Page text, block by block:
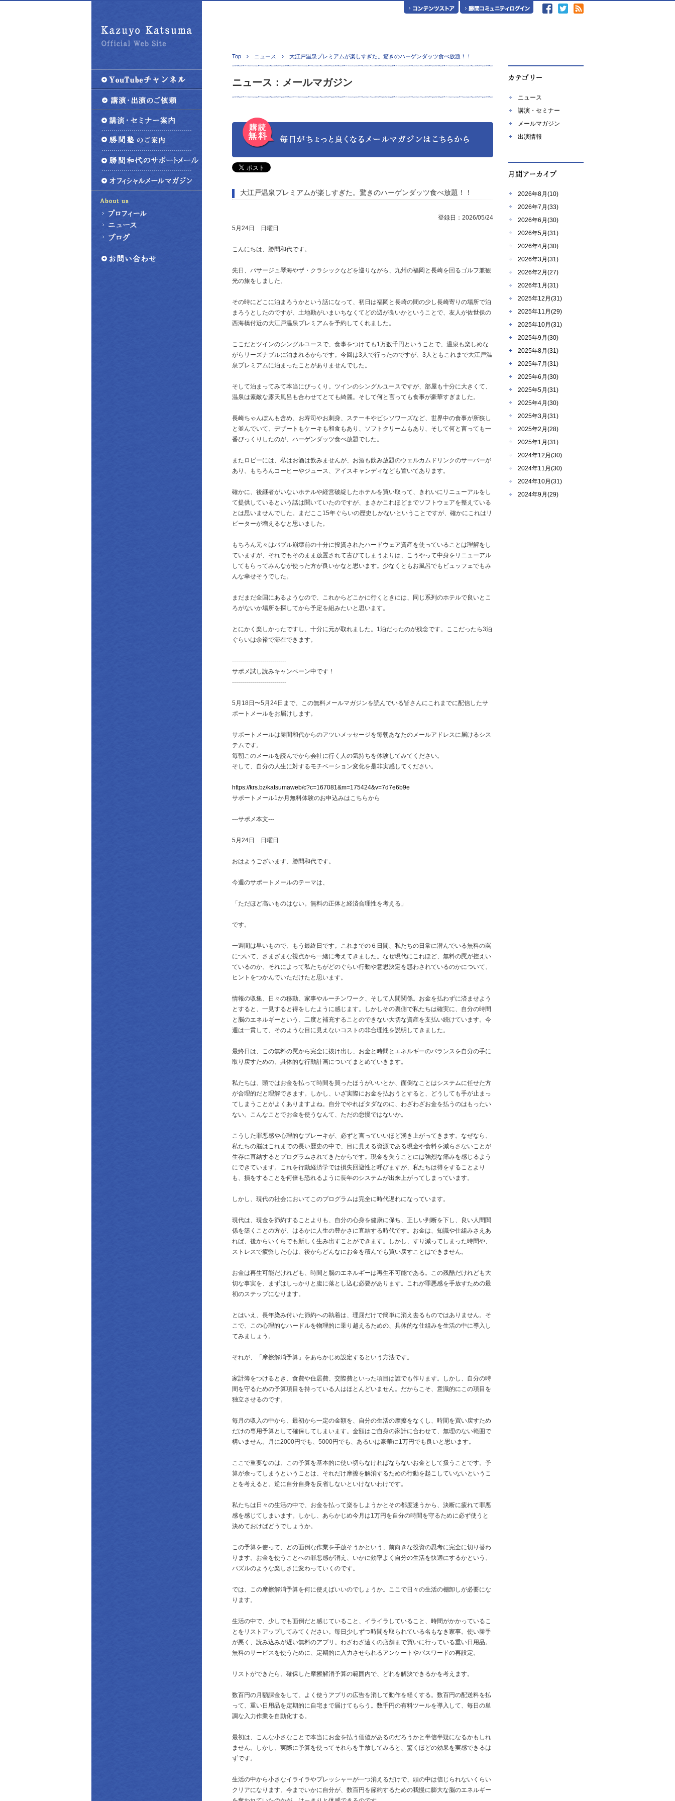
ニュース
講演・セミナー
メールマガジン
出演情報
2026年8月(10)
2026年7月(33)
2026年6月(30)
2026年5月(31)
2026年4月(30)
2026年3月(31)
2026年2月(27)
2026年1月(31)
2025年12月(31)
2025年11月(29)
2025年10月(31)
2025年9月(30)
2025年8月(31)
2025年7月(31)
2025年6月(30)
2025年5月(31)
2025年4月(30)
2025年3月(31)
2025年2月(28)
2025年1月(31)
2024年12月(30)
2024年11月(30)
2024年10月(31)
2024年9月(29)
Top ニュース 大江戸温泉プレミアムが楽しすぎた。驚きのハーゲンダッツ食べ放題！！
ニュース：メールマガジン
大江戸温泉プレミアムが楽しすぎた。驚きのハーゲンダッツ食べ放題！！
登録日：2026/05/24
5月24日 日曜日
こんにちは、勝間和代です。
先日、パサージュ琴海やザ・クラシックなどを巡りながら、九州の福岡と長崎を回るゴルフ兼観
光の旅をしました。
その時にどこに泊まろうかという話になって、初日は福岡と長崎の間の少し長崎寄りの場所で泊
まろうとしたのですが、土地勘がいまいちなくてどの辺が良いかということで、友人が佐世保の
西海橋付近の大江戸温泉プレミアムを予約してくれました。
ここだとツインのシングルユースで、食事をつけても1万数千円ということで、温泉も楽しめな
がらリーズナブルに泊まれるからです。今回は3人で行ったのですが、3人ともこれまで大江戸温
泉プレミアムに泊まったことがありませんでした。
そして泊まってみて本当にびっくり。ツインのシングルユースですが、部屋も十分に大きくて、
温泉は素敵な露天風呂も合わせてとても綺麗。そして何と言っても食事が豪華すぎました。
長崎ちゃんぽんも含め、お寿司やお刺身、ステーキやビシソワーズなど、世界中の食事が所狭し
と並んでいて、デザートもケーキも和食もあり、ソフトクリームもあり、そして何と言っても一
番びっくりしたのが、ハーゲンダッツ食べ放題でした。
またロビーには、私はお酒は飲みませんが、お酒も飲み放題のウェルカムドリンクのサーバーが
あり、もちろんコーヒーやジュース、アイスキャンディなども置いてあります。
確かに、後継者がいないホテルや経営破綻したホテルを買い取って、きれいにリニューアルをし
て提供しているという話は聞いていたのですが、まさかこれほどまでソフトウェアを整えている
とは思いませんでした。まだここ15年ぐらいの歴史しかないということですが、確かにこれはリ
ピーターが増えるなと思いました。
もちろん元々はバブル崩壊前の十分に投資されたハードウェア資産を使っていることは理解をし
ていますが、それでもそのまま放置されて古びてしまうよりは、こうやって中身をリニューアル
してもらってみんなが使った方が良いかなと思います。少なくともお風呂でもビュッフェでもみ
んな幸せそうでした。
まだまだ全国にあるようなので、これからどこかに行くときには、同じ系列のホテルで良いとこ
ろがないか場所を探してから予定を組みたいと思います。
とにかく楽しかったですし、十分に元が取れました。1泊だったのが残念です。ここだったら3泊
ぐらいは余裕で滞在できます。
---------------------------
サポメ試し読みキャンペーン中です！
---------------------------
5月18日〜5月24日まで、この無料メールマガジンを読んでいる皆さんにこれまでに配信したサ
ポートメールをお届けします。
サポートメールは勝間和代からのアツいメッセージを毎朝あなたのメールアドレスに届けるシス
テムです。
毎朝このメールを読んでから会社に行く人の気持ちを体験してみてください。
そして、自分の人生に対するモチベーション変化を是非実感してください。
https://krs.bz/katsumaweb/c?c=167081&m=175424&v=7d7e6b9e
サポートメール1か月無料体験のお申込みはこちらから
---サポメ本文---
5月24日 日曜日
おはようございます、勝間和代です。
今週のサポートメールのテーマは、
「ただほど高いものはない。無料の正体と経済合理性を考える」
です。
一週間は早いもので、もう最終日です。これまでの６日間、私たちの日常に潜んでいる無料の罠
について、さまざまな視点から一緒に考えてきました。なぜ現代にこれほど、無料の罠が控えい
ているのか、それによって私たちがどのぐらい行動や意思決定を惑わされているのかについて、
ヒントをつかんでいただけたと思います。
情報の収集、日々の移動、家事やルーチンワーク、そして人間関係。お金を払わずに済ませよう
とすると、一見すると得をしたように感じます。しかしその裏側で私たちは確実に、自分の時間
と脳のエネルギーという、二度と補充することのできない大切な資産を支払い続けています。今
週は一貫して、そのような目に見えないコストの非合理性を説明してきました。
最終日は、この無料の罠から完全に抜け出し、お金と時間とエネルギーのバランスを自分の手に
取り戻すための、具体的な行動計画についてまとめていきます。
私たちは、頭ではお金を払って時間を買ったほうがいいとか、面倒なことはシステムに任せた方
が合理的だと理解できます。しかし、いざ実際にお金を払おうとすると、どうしても手が止まっ
てしまうことがよくありますよね。自分でやればタダなのに、わざわざお金を払うのはもったい
ない。こんなことでお金を使うなんて、ただの怠慢ではないか。
こうした罪悪感や心理的なブレーキが、必ずと言っていいほど湧き上がってきます。なぜなら、
私たちの脳はこれまでの長い歴史の中で、目に見える資源である現金や食料を減らさないことが
生存に直結するとプログラムされてきたからです。現金を失うことには強烈な痛みを感じるよう
にできています。これを行動経済学では損失回避性と呼びますが、私たちは得をすることより
も、損をすることを何倍も恐れるように長年のシステムが出来上がってしまっています。
しかし、現代の社会においてこのプログラムは完全に時代遅れになっています。
現代は、現金を節約することよりも、自分の心身を健康に保ち、正しい判断を下し、良い人間関
係を築くことの方が、はるかに人生の豊かさに直結する時代です。お金は、知識や仕組みさえあ
れば、後からいくらでも新しく生み出すことができます。しかし、すり減ってしまった時間や、
ストレスで疲弊した心は、後からどんなにお金を積んでも買い戻すことはできません。
お金は再生可能だけれども、時間と脳のエネルギーは再生不可能である。この残酷だけれども大
切な事実を、まずはしっかりと腹に落とし込む必要があります。これが罪悪感を手放すための最
初のステップになります。
とはいえ、長年染み付いた節約への執着は、理屈だけで簡単に消え去るものではありません。そ
こで、この心理的なハードルを物理的に乗り越えるための、具体的な仕組みを生活の中に導入し
てみましょう。
それが、「摩擦解消予算」をあらかじめ設定するという方法です。
家計簿をつけるとき、食費や住居費、交際費といった項目は誰でも作ります。しかし、自分の時
間を守るための予算項目を持っている人はほとんどいません。だからこそ、意識的にこの項目を
独立させるのです。
毎月の収入の中から、最初から一定の金額を、自分の生活の摩擦をなくし、時間を買い戻すため
だけの専用予算として確保してしまいます。金額はご自身の家計に合わせて、無理のない範囲で
構いません。月に2000円でも、5000円でも、あるいは豪華に1万円でも良いと思います。
ここで重要なのは、この予算を基本的に使い切らなければならないお金として扱うことです。予
算が余ってしまうということは、それだけ摩擦を解消するための行動を起こしていないというこ
とを考えると、逆に自分自身を反省しないといけないわけです。
私たちは日々の生活の中で、お金を払って楽をしようかとその都度迷うから、決断に疲れて罪悪
感を感じてしまいます。しかし、あらかじめ今月は1万円を自分の時間を守るために必ず使うと
決めておけばどうでしょうか。
この予算を使って、どの面倒な作業を手放そうかという、前向きな投資の思考に完全に切り替わ
ります。お金を使うことへの罪悪感が消え、いかに効率よく自分の生活を快適にするかという、
パズルのような楽しさに変わっていくのです。
では、この摩擦解消予算を何に使えばいいのでしょうか。ここで日々の生活の棚卸しが必要にな
ります。
生活の中で、少しでも面倒だと感じていること、イライラしていること、時間がかかっているこ
とをリストアップしてみてください。毎日少しずつ時間を取られている名もなき家事。使い勝手
が悪く、読み込みが遅い無料のアプリ。わざわざ遠くの店舗まで買いに行っている重い日用品。
無料のサービスを使うために、定期的に入力させられるアンケートやパスワードの再設定。
リストができたら、確保した摩擦解消予算の範囲内で、どれを解決できるかを考えます。
数百円の月額課金をして、よく使うアプリの広告を消して動作を軽くする。数百円の配送料を払
って、重い日用品を定期的に自宅まで届けてもらう。数千円の有料ツールを導入して、毎日の単
調な入力作業を自動化する。
最初は、こんな小さなことで本当にお金を払う価値があるのだろうかと半信半疑になるかもしれ
ません。しかし、実際に予算を使ってそれらを手放してみると、驚くほどの効果を実感できるは
ずです。
生活の中から小さなイライラやプレッシャーが一つ消えるだけで、頭の中は信じられないくらい
クリアになります。今までいかに自分が、数百円を節約するための我慢に膨大な脳のエネルギー